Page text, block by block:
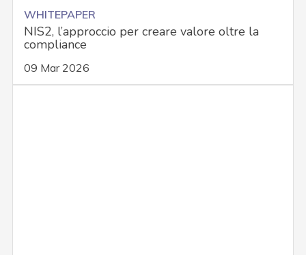
WHITEPAPER
NIS2, l’approccio per creare valore oltre la
compliance
09 Mar 2026